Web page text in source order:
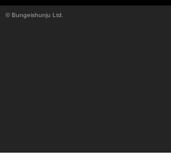
© Bungeishunju Ltd.